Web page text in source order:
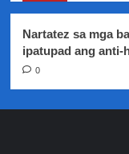
Nartatez sa mga
ipatupad ang anti-
0